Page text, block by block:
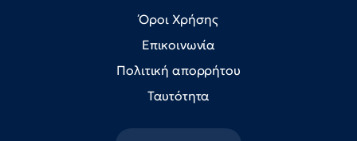
Όροι Χρήσης
Επικοινωνία
Πολιτική απορρήτου
Ταυτότητα